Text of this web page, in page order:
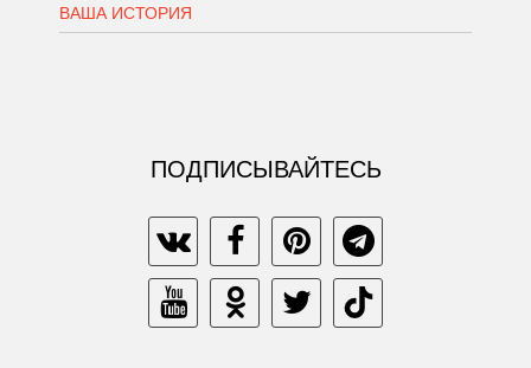
ВАША ИСТОРИЯ
ПОДПИСЫВАЙТЕСЬ